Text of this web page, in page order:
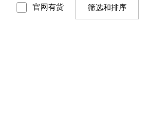
官网有货 筛选和排序